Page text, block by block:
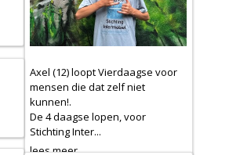
Axel (12) loopt Vierdaagse voor
mensen die dat zelf niet
kunnen!.
De 4 daagse lopen, voor
Stichting Inter...
lees meer